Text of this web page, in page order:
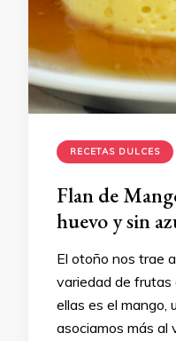
RECETAS DULCES
Flan de
huevo y sin
El otoño nos trae
variedad de frutas
ellas es el mango,
asociamos más al